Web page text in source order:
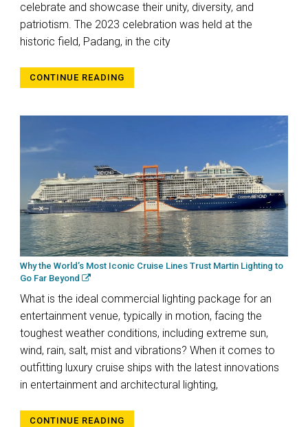
celebrate and showcase their unity, diversity, and
patriotism. The 2023 celebration was held at the
historic field, Padang, in the city
CONTINUE READING
Why the World’s Most Iconic Cruise Lines Trust Martin Lighting to
Go Far Beyond
What is the ideal commercial lighting package for an
entertainment venue, typically in motion, facing the
toughest weather conditions, including extreme sun,
wind, rain, salt, mist and vibrations? When it comes to
outfitting luxury cruise ships with the latest innovations
in entertainment and architectural lighting,
CONTINUE READING